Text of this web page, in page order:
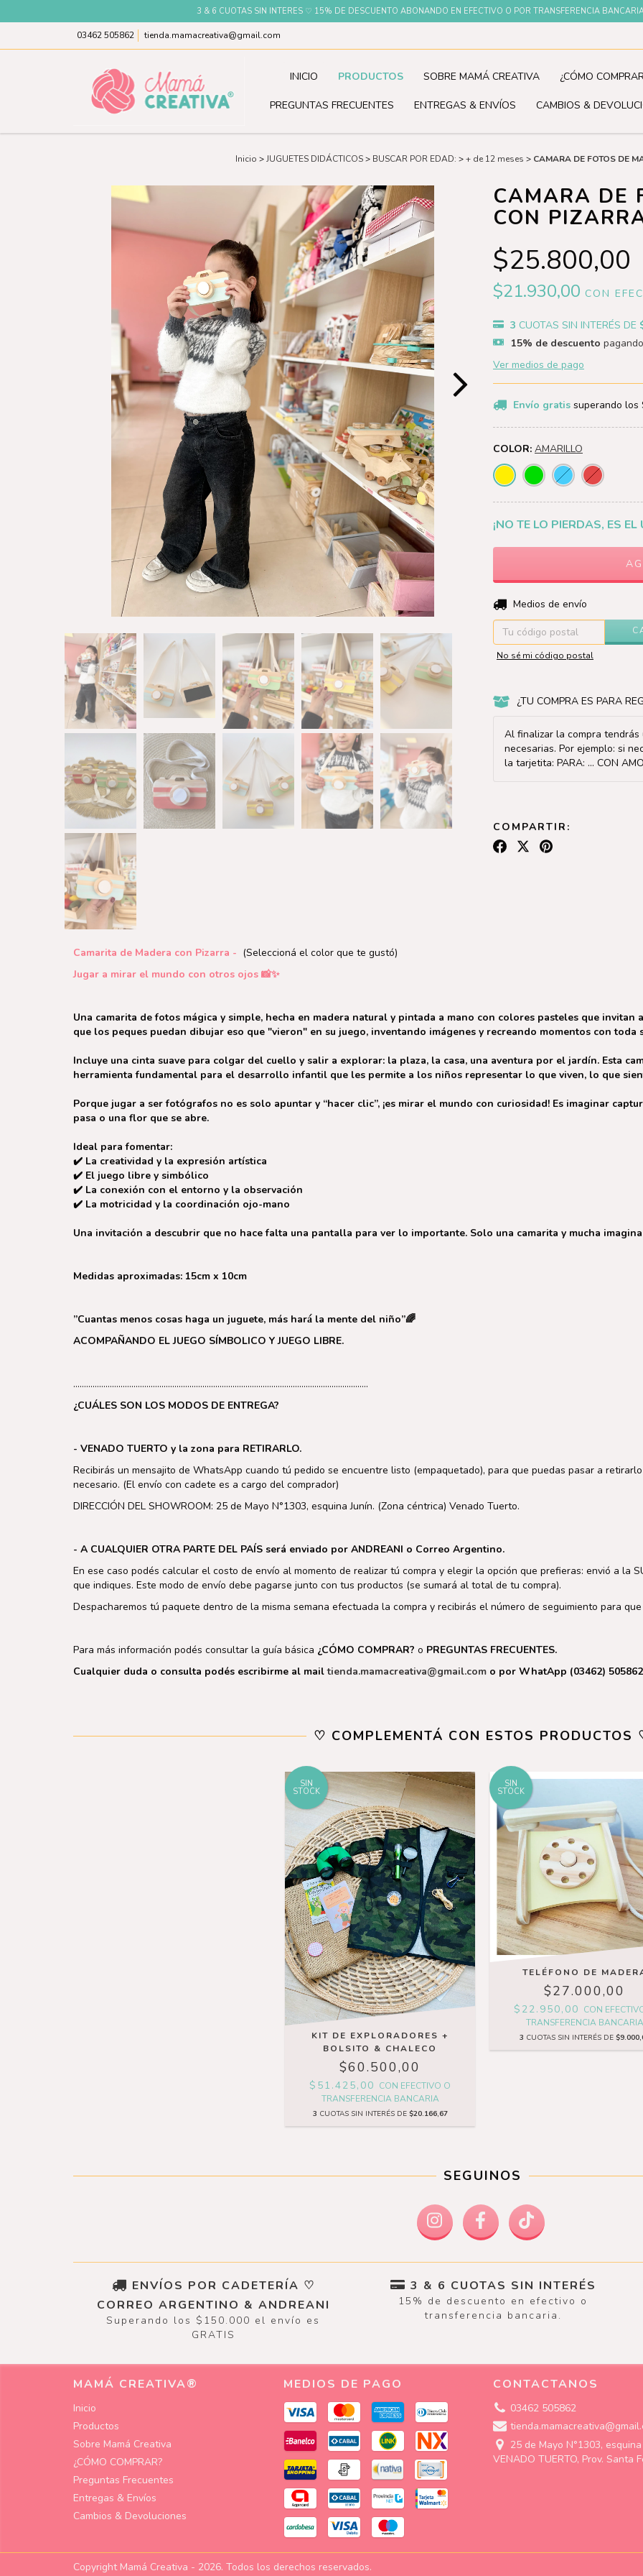
3 & 6 CUOTAS SIN INTERES ♡ 15% DE DESCUENTO ABONANDO EN EFECTIVO O POR TRANSFERENCIA
03462 505862 tienda.mamacreativa@gmail.com
INICIO PRODUCTOS SOBRE MAMÁ CREATIVA ¿CÓMO
PREGUNTAS FRECUENTES ENTREGAS & ENVÍOS CAMBIOS &
Inicio > JUGUETES DIDÁCTICOS > BUSCAR POR EDAD: > + de 12 meses > CAMARA DE FOTOS DE
CAMARA DE
CON
$25.800,00
$21.930,00 CON
3 CUOTAS SIN INTERÉS DE
15% de descuento
Ver medios de pago
Envío gratis superando los
COLOR: AMARILLO
¡NO TE LO PIERDAS, ES EL
Entregas para el CP:
Medios de envío
No sé mi código postal
¿TU COMPRA ES PARA
Al finalizar la compra
necesarias. Por ejemplo: si
la tarjetita: PARA: ... CON
COMPARTIR:
Camarita de Madera con Pizarra - (Seleccioná el color que te gustó)
Jugar a mirar el mundo con otros ojos 📸✨
Una camarita de fotos mágica y simple, hecha en madera natural y pintada a mano con colores pasteles que
que los peques puedan dibujar eso que "vieron" en su juego, inventando imágenes y recreando momentos con toda
Incluye una cinta suave para colgar del cuello y salir a explorar: la plaza, la casa, una aventura por el jardín. Esta
herramienta fundamental para el desarrollo infantil que les permite a los niños representar lo que viven, lo que
Porque jugar a ser fotógrafos no es solo apuntar y “hacer clic”, ¡es mirar el mundo con curiosidad! Es imaginar
pasa o una flor que se abre.
Ideal para fomentar:
✔️ La creatividad y la expresión artística
✔️ El juego libre y simbólico
✔️ La conexión con el entorno y la observación
✔️ La motricidad y la coordinación ojo-mano
Una invitación a descubrir que no hace falta una pantalla para ver lo importante. Solo una camarita y mucha
Medidas aproximadas: 15cm x 10cm
”Cuantas menos cosas haga un juguete, más hará́ la mente del niño”🌈
ACOMPAÑANDO EL JUEGO SÍMBOLICO Y JUEGO LIBRE.
………………………………………………………………………………………………………………………..
¿CUÁLES SON LOS MODOS DE ENTREGA?
- VENADO TUERTO y la zona para RETIRARLO.
Recibirás un mensajito de WhatsApp cuando tú pedido se encuentre listo (empaquetado), para que puedas pasar a
necesario. (El envío con cadete es a cargo del comprador)
DIRECCIÓN DEL SHOWROOM: 25 de Mayo N°1303, esquina Junín. (Zona céntrica) Venado Tuerto.
- A CUALQUIER OTRA PARTE DEL PAÍS será enviado por ANDREANI o Correo Argentino.
En ese caso podés calcular el costo de envío al momento de realizar tú compra y elegir la opción que prefieras: envió a la
que indiques. Este modo de envío debe pagarse junto con tus productos (se sumará al total de tu compra).
Despacharemos tú paquete dentro de la misma semana efectuada la compra y recibirás el número de seguimiento para
Para más información podés consultar la guía básica ¿CÓMO COMPRAR? o PREGUNTAS FRECUENTES.
Cualquier duda o consulta podés escribirme al mailtienda.mamacreativa@gmail.com o por WhatApp (03462)
♡ COMPLEMENTÁ CON ESTOS PRODUCTOS
SIN
STOCK
KIT DE EXPLORADORES +
BOLSITO & CHALECO
$60.500,00
$51.425,00 CON EFECTIVO O
TRANSFERENCIA BANCARIA
3 CUOTAS SIN INTERÉS DE $20.166,67
SIN
STOCK
TELÉFONO DE
$27.000,00
$22.950,00 CON
TRANSFERENCIA BANCARIA
3 CUOTAS SIN INTERÉS DE
SEGUINOS
ENVÍOS POR CADETERÍA ♡
CORREO ARGENTINO & ANDREANI
Superando los $150.000 el envío es
GRATIS
3 & 6 CUOTAS SIN INTERÉS
15% de descuento en efectivo o
transferencia bancaria.
MAMÁ CREATIVA®
Inicio
Productos
Sobre Mamá Creativa
¿CÓMO COMPRAR?
Preguntas Frecuentes
Entregas & Envíos
Cambios & Devoluciones
MEDIOS DE PAGO CONTACTANOS
03462 505862
25 de Mayo N°1303, esquina
VENADO TUERTO, Prov. Santa
Copyright Mamá Creativa - 2026. Todos los derechos reservados.